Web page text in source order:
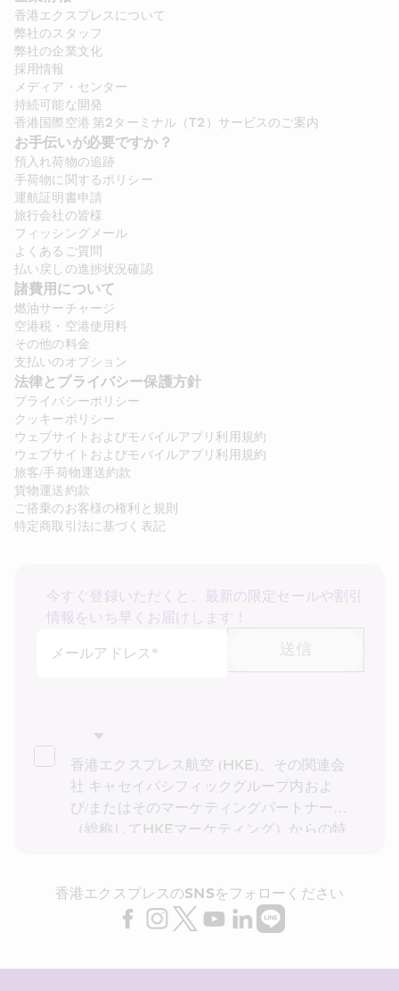
香港エクスプレスについて
弊社のスタッフ
弊社の企業文化
採用情報
メディア・センター
持続可能な開発
香港国際空港 第2ターミナル（T2）サービスのご案内
お手伝いが必要ですか？
預入れ荷物の追跡
手荷物に関するポリシー
運航証明書申請
旅行会社の皆様
フィッシングメール
よくあるご質問
払い戻しの進捗状況確認
諸費用について
燃油サーチャージ
空港税・空港使用料
その他の料金
支払いのオプション
法律とプライバシー保護方針
プライバシーポリシー
クッキーポリシー
ウェブサイトおよびモバイルアプリ利用規約
ウェブサイトおよびモバイルアプリ利用規約
旅客/手荷物運送約款
貨物運送約款
ご搭乗のお客様の権利と規則
特定商取引法に基づく表記
今すぐ登録いただくと、最新の限定セールや割引
情報をいち早くお届けします！
メールアドレス*
送信
香港エクスプレス航空 (HKE)、その関連会
社 キャセイパシフィックグループ内およ
び/またはそのマーケティングパートナー
（総称してHKEマーケティング）からの特
ーポリシー を読み理解したことを確認し、
HKE マーケティングが上記の私の個人デ
ータ (および私の過去の取引記録) をダイレ
香港エクスプレスのSNSをフォローください